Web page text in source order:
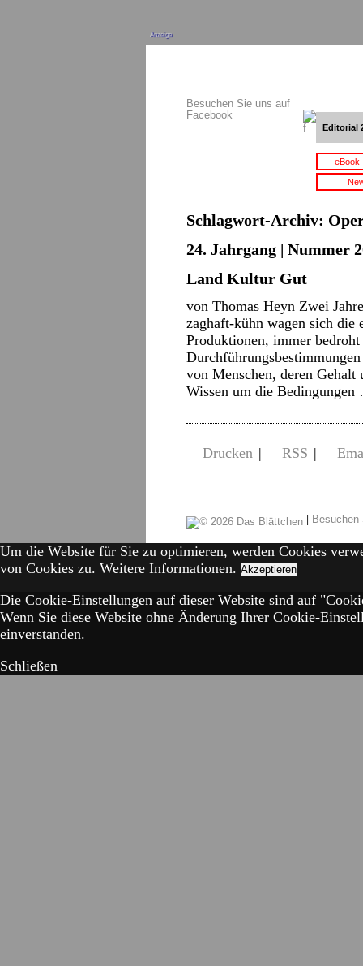
Anzeige
Besuchen Sie uns auf
Facebook
Editorial
Schlagwort-Archiv:
24. Jahrgang | Nummer
Land Kultur Gut
von Thomas Heyn Zwei
zaghaft-kühn wagen sich die
Produktionen, immer
von Menschen, deren Gehalt
Wissen um die
Drucken | RSS |
|
Um die Website für Sie zu optimieren, werden Cookies
von Cookies zu. Weitere Informationen. Akzeptieren
Die Cookie-Einstellungen auf dieser Website sind auf
Wenn Sie diese Website ohne Änderung Ihrer Cookie-
einverstanden.
Schließen